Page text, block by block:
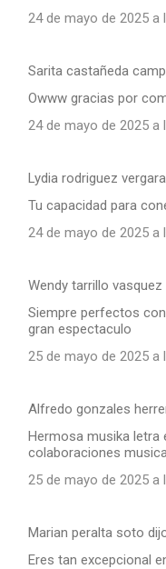
24 de mayo de 2025 a
Sarita castañeda
Owww gracias por
24 de mayo de 2025 a
Lydia rodriguez
Tu capacidad para
24 de mayo de 2025 a
Wendy tarrillo vasquez
Siempre perfectos
gran espectaculo
25 de mayo de 2025 a
Alfredo gonzales
Hermosa musika letra
colaboraciones
25 de mayo de 2025 a
Marian peralta soto
Eres tan excepcional